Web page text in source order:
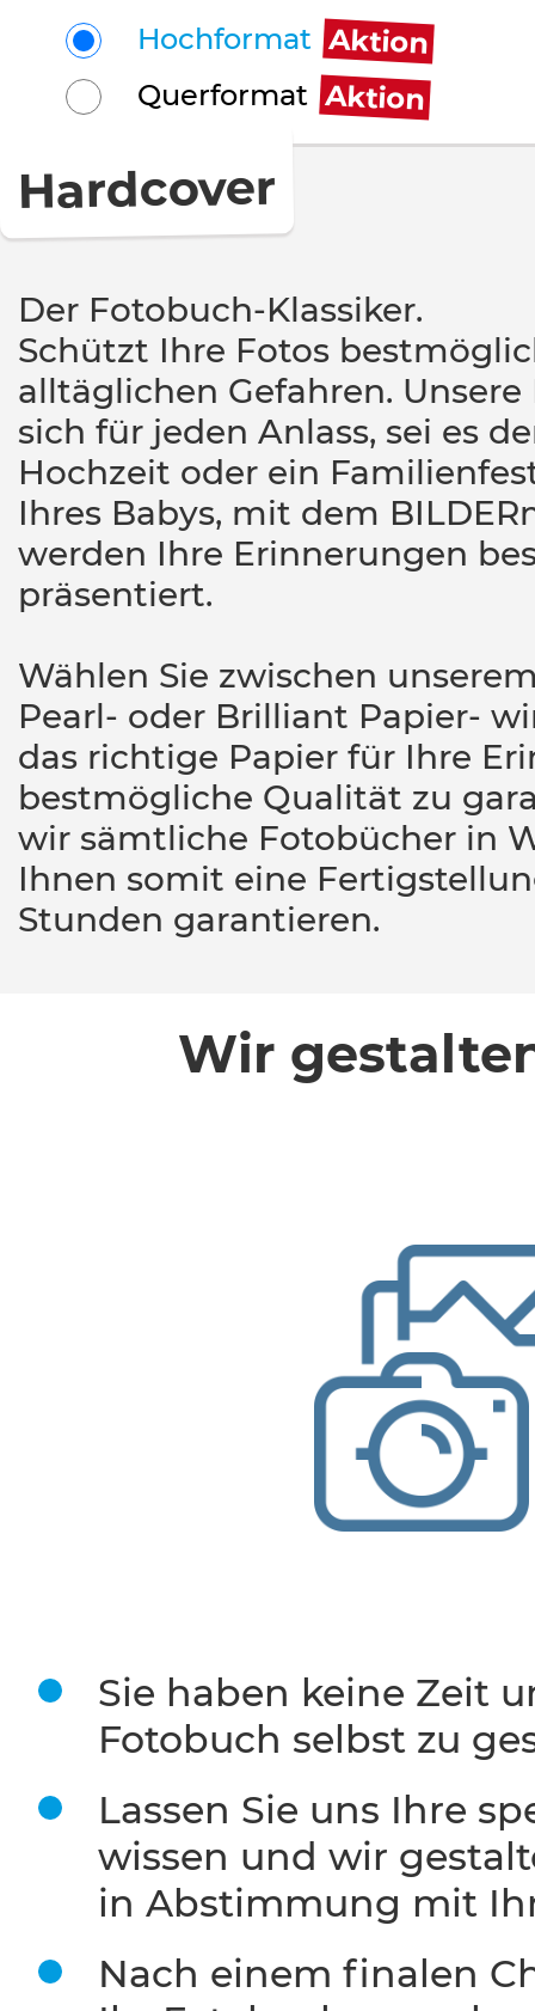
Hochformat Aktion
Querformat Aktion
Hardcover
Der Fotobuch-Klassiker.
Schützt Ihre Fotos
alltäglichen Gefahren.
sich für jeden Anlass, sei es
Hochzeit oder ein
Ihres Babys, mit dem
werden Ihre Erinnerungen
präsentiert.
Wählen Sie zwischen
Pearl- oder Brilliant Papier-
das richtige Papier für Ihre
bestmögliche Qualität zu
wir sämtliche Fotobücher in
Ihnen somit eine
Stunden garantieren.
Wir
Sie haben keine Zeit
Fotobuch selbst zu
Lassen Sie uns Ihre
wissen und wir
in Abstimmung mit
Nach einem finalen